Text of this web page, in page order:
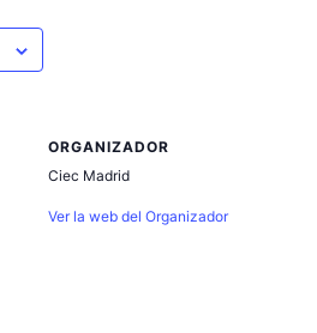
ORGANIZADOR
Ciec Madrid
Ver la web del Organizador